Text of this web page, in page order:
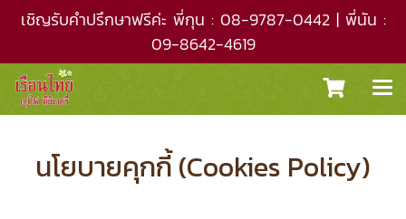
เชิญรับคำปรึกษาฟรีค่ะ พี่กุน : 08-9787-0442 | พี่นัน :
09-8642-4619
นโยบายคุกกี้ (Cookies Policy)